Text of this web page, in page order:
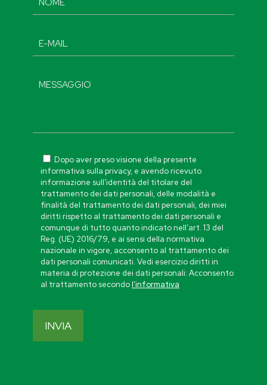
Dopo aver preso visione della presente
informativa sulla privacy, e avendo ricevuto
informazione sull’identità del titolare del
trattamento dei dati personali, delle modalità e
finalità del trattamento dei dati personali, dei miei
diritti rispetto al trattamento dei dati personali e
comunque di tutto quanto indicato nell’art. 13 del
Reg. (UE) 2016/79, e ai sensi della normativa
nazionale in vigore, acconsento al trattamento dei
dati personali comunicati. Vedi esercizio diritti in
materia di protezione dei dati personali: Acconsento
al trattamento secondol’informativa